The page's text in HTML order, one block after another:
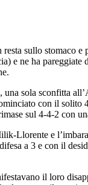
resta sullo stomaco
e ne ha
sola sconfitta
con il
sul 4-4-2 con
Llorente e
a 3 e con il
il loro